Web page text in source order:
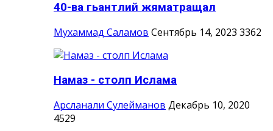
40-ва гьантлий жяматращал
Мухаммад Саламов Сентябрь 14, 2023 3362
Намаз - столп Ислама
Арсланали Сулейманов Декабрь 10, 2020
4529